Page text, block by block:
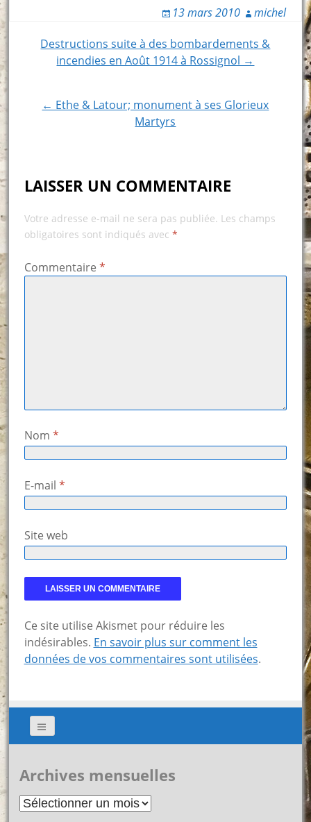
13 mars 2010 michel
Post
Destructions suite à des bombardements &
incendies en Août 1914 à Rossignol →
← Ethe & Latour; monument à ses Glorieux
Martyrs
LAISSER UN COMMENTAIRE
Votre adresse e-mail ne sera pas publiée. Les champs
obligatoires sont indiqués avec *
Commentaire *
Nom *
E-mail *
Site web
Ce site utilise Akismet pour réduire les
indésirables. En savoir plus sur comment les
données de vos commentaires sont utilisées.
Archives mensuelles
Archives